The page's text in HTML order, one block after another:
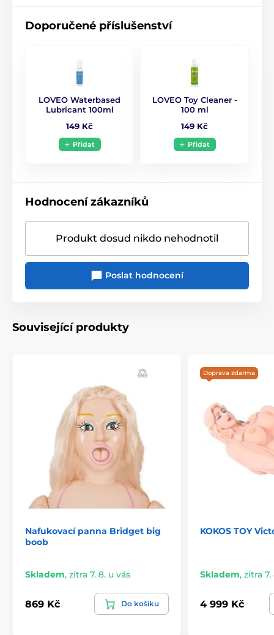
Doporučené příslušenství
LOVEO Waterbased
Lubricant 100ml
149 Kč
Přidat
LOVEO Toy Cleaner -
100 ml
149 Kč
Přidat
Hodnocení zákazníků
Produkt dosud nikdo nehodnotil
Poslat hodnocení
Související produkty
Nafukovací panna Bridget big
boob
Skladem, zítra 7. 8. u vás
869 Kč Do košíku
Doprava zdarma
KOKOS TOY
Skladem, zítra 7.
4 999 Kč